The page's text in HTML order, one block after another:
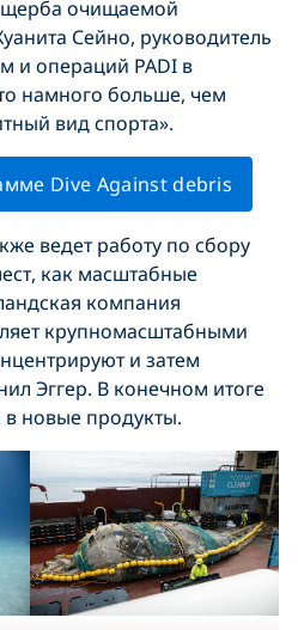
очищаемой
Сейно, руководитель
и операций PADI в
намного больше, чем
вид спорта».
Dive Against debris
ведет работу по сбору
как масштабные
компания
крупномасштабными
и затем
Эггер. В конечном итоге
новые продукты.